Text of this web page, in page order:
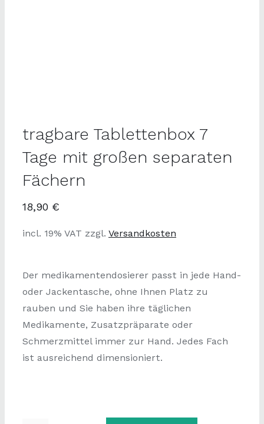
tragbare Tablettenbox 7
Tage mit großen separaten
Fächern
18,90 €
incl. 19% VAT zzgl. Versandkosten
Der medikamentendosierer passt in jede Hand-
oder Jackentasche, ohne Ihnen Platz zu
rauben und Sie haben ihre täglichen
Medikamente, Zusatzpräparate oder
Schmerzmittel immer zur Hand. Jedes Fach
ist ausreichend dimensioniert.